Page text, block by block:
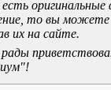
есть
то вы можете
их на сайте.